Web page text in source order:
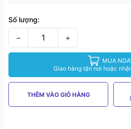
Số lượng:
− +
MUA
Giao hàng tận nơi hoặc
THÊM VÀO GIỎ HÀNG